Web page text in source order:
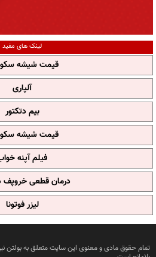
لینک های مفید
قیمت شیشه
آلپاری
بیم دتکتور
قیمت شیشه
فیلم آپنه
درمان قطعی خروپف
لیزر فوتونا
تمام حقوق مادی و معنوی این سایت متعلق به بولتن